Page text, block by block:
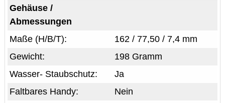
Gehäuse /
Abmessungen
162 / 77,50 / 7,4 mm
Maße (H/B/T):
198 Gramm
Gewicht:
Ja
Wasser- Staubschutz:
Nein
Faltbares Handy: